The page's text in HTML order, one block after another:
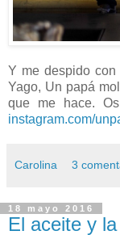
Y me despido
Yago, Un papá
que me hace.
instagram.com/
Carolina 3
18 mayo 2016
El aceite y